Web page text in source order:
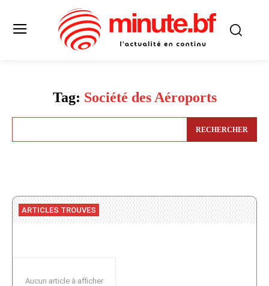
Tag: Société des Aéroports
RECHERCHER
ARTICLES TROUVES
Aucun article à afficher